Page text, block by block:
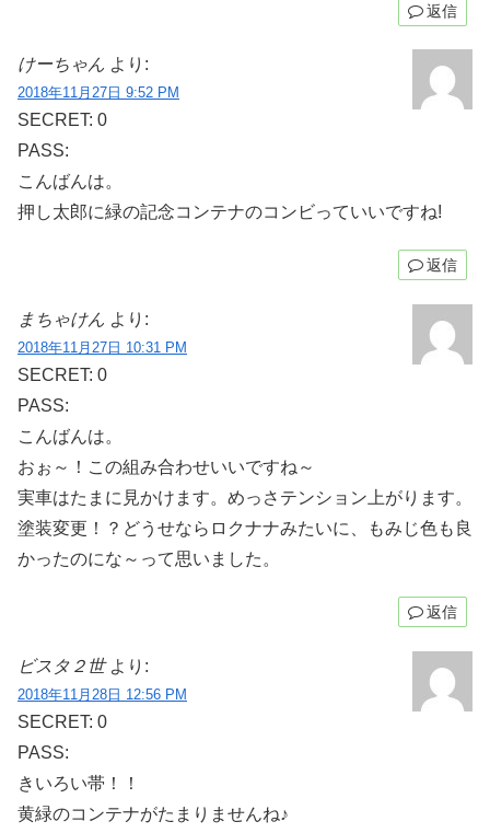
返信
けーちゃん より:
2018年11月27日 9:52 PM
SECRET: 0
PASS:
こんばんは。
押し太郎に緑の記念コンテナのコンビっていいですね!
返信
まちゃけん より:
2018年11月27日 10:31 PM
SECRET: 0
PASS:
こんばんは。
おぉ～！この組み合わせいいですね～
実車はたまに見かけます。めっさテンション上がります。
塗装変更！？どうせならロクナナみたいに、もみじ色も良
かったのにな～って思いました。
返信
ビスタ２世 より:
2018年11月28日 12:56 PM
SECRET: 0
PASS:
きいろい帯！！
黄緑のコンテナがたまりませんね♪